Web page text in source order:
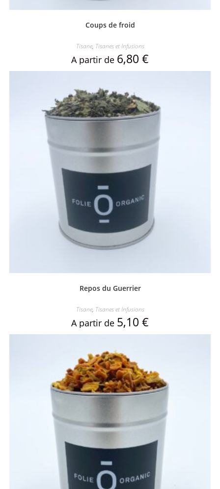
Coups de froid
Tisane, Tisanes et Infusions
A partir de 6,80 €
Repos du Guerrier
Tisane, Tisanes et Infusions
A partir de 5,10 €